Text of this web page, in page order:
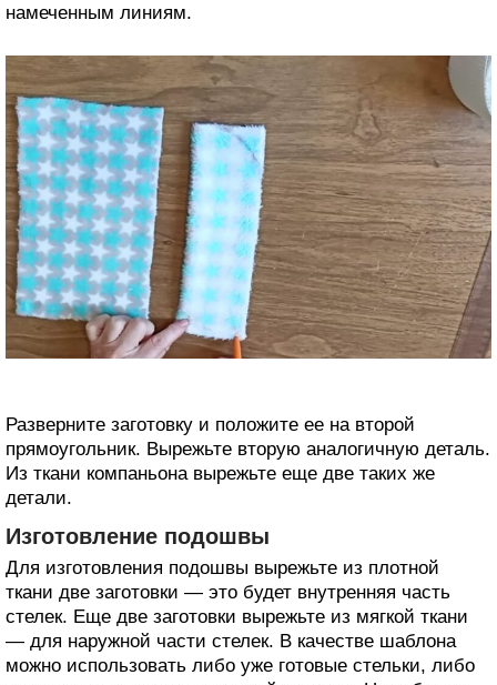
намеченным линиям.
Разверните заготовку и положите ее на второй
прямоугольник. Вырежьте вторую аналогичную деталь.
Из ткани компаньона вырежьте еще две таких же
детали.
Изготовление подошвы
Для изготовления подошвы вырежьте из плотной
ткани две заготовки — это будет внутренняя часть
стелек. Еще две заготовки вырежьте из мягкой ткани
— для наружной части стелек. В качестве шаблона
можно использовать либо уже готовые стельки, либо